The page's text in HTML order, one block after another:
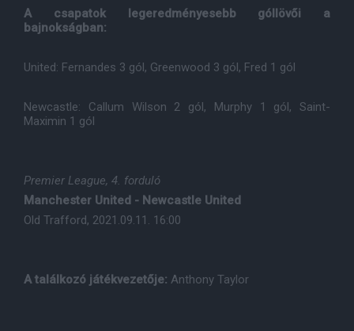
A csapatok legeredményesebb góllövői a
bajnokságban:
United: Fernandes 3 gól, Greenwood 3 gól, Fred 1 gól
Newcastle: Callum Wilson 2 gól, Murphy 1 gól, Saint-
Maximin 1 gól
Premier League, 4. forduló
Manchester United - Newcastle United
Old Trafford, 2021.09.11. 16:00
A találkozó játékvezetője: Anthony Taylor